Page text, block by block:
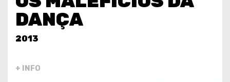
DANÇA
2013
+ INFO